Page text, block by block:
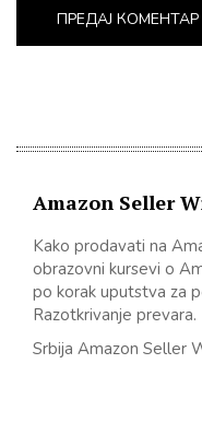
Amazon Seller
Kako prodavati na
obrazovni kursevi o
po korak uputstva za
Razotkrivanje prevara.
Srbija Amazon Seller